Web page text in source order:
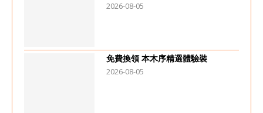
2026-08-05
免費換領 本木序精選體驗裝
2026-08-05